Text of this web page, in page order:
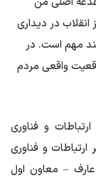
در دیداری
مهم است. در
واقعی مردم
و فناوری
و فناوری
– معاون اول